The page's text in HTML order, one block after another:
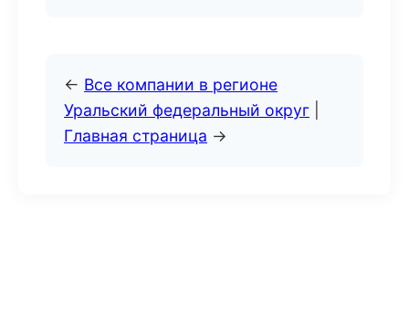
← Все компании в регионе
Уральский федеральный округ
Главная страница →